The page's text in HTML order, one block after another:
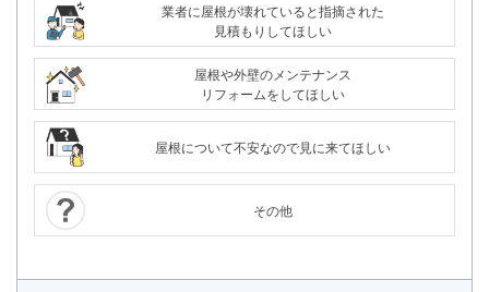
24時間365日対応
業者に屋根が壊れていると指摘された
見積もりしてほしい
屋根や外壁のメンテナンス
リフォームをしてほしい
屋根について不安なので見に来てほしい
その他